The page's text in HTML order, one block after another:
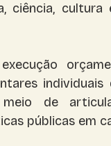
ciência,
de
públicas em